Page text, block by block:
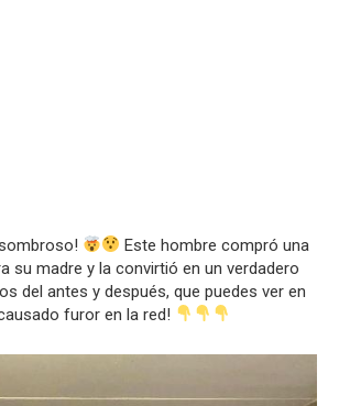
Este hombre compró una
su madre y la convirtió en un verdadero
del antes y después, que puedes ver en
furor en la red!